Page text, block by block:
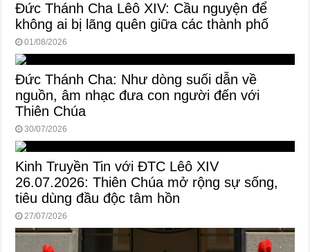
Đức Thánh Cha Lêô XIV: Cầu nguyện để
không ai bị lãng quên giữa các thành phố
01/08/2026
Đức Thánh Cha: Như dòng suối dẫn về
nguồn, âm nhạc đưa con người đến với
Thiên Chúa
30/07/2026
Kinh Truyền Tin với ĐTC Lêô XIV
26.07.2026: Thiên Chúa mở rộng sự sống,
tiêu dùng đầu độc tâm hồn
27/07/2026